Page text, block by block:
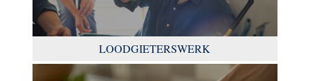
LOODGIETERSWERK